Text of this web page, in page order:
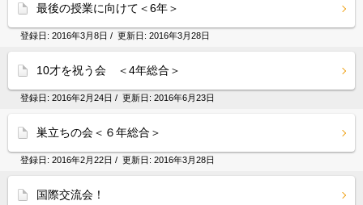
最後の授業に向けて＜6年＞
登録日: 2016年3月8日 / 更新日: 2016年3月28日
10才を祝う会 ＜4年総合＞
登録日: 2016年2月24日 / 更新日: 2016年6月23日
巣立ちの会＜６年総合＞
登録日: 2016年2月22日 / 更新日: 2016年3月28日
国際交流会！